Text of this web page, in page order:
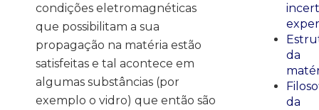
condições eletromagnéticas
que possibilitam a sua
propagação na matéria estão
satisfeitas e tal acontece em
algumas substâncias (por
exemplo o vidro) que então são
da
da